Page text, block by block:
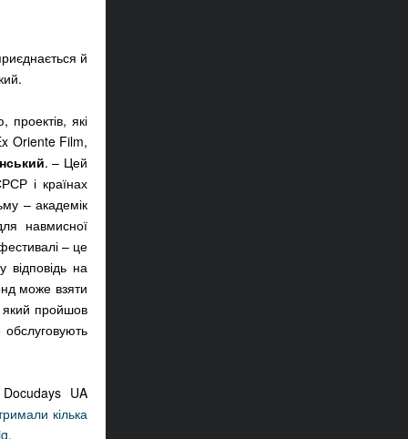
й
які
Oriente Film,
. – Цей
і країнах
– академік
навмисної
– це
відповідь на
може взяти
який пройшов
UA
кілька
.